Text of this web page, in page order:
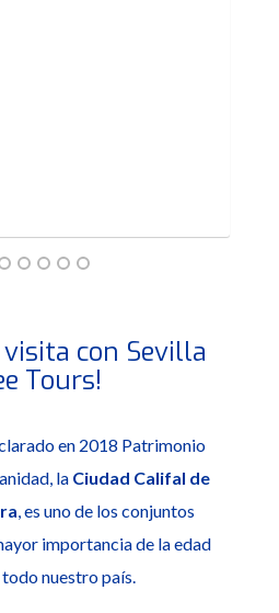
visita con Sevilla
Tours!
en 2018 Patrimonio
la Ciudad Califal de
, es uno de los conjuntos
importancia de la edad
nuestro país.